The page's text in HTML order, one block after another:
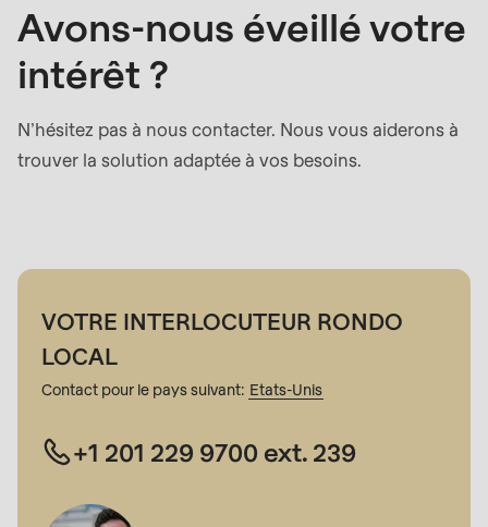
Avons-nous éveillé votre
intérêt ?
N’hésitez pas à nous contacter. Nous vous aiderons à
trouver la solution adaptée à vos besoins.
VOTRE INTERLOCUTEUR RONDO
LOCAL
Contact pour le pays suivant: Etats-Unis
+1 201 229 9700 ext. 239